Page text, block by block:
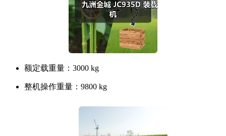
额定载重量： 3000 kg
整机操作重量： 9800 kg